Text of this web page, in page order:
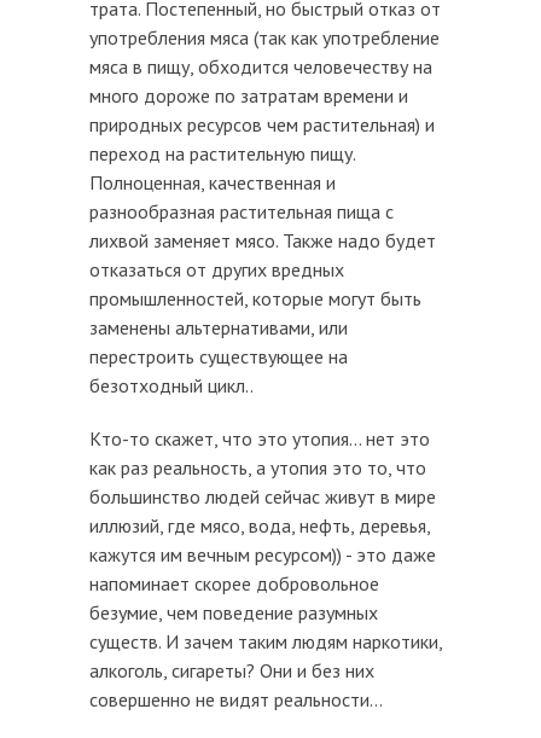
трата. Постепенный, но быстрый отказ от
употребления мяса (так как употребление
мяса в пищу, обходится человечеству на
много дороже по затратам времени и
природных ресурсов чем растительная) и
переход на растительную пищу.
Полноценная, качественная и
разнообразная растительная пища с
лихвой заменяет мясо. Также надо будет
отказаться от других вредных
промышленностей, которые могут быть
заменены альтернативами, или
перестроить существующее на
безотходный цикл..
Кто-то скажет, что это утопия... нет это
как раз реальность, а утопия это то, что
большинство людей сейчас живут в мире
иллюзий, где мясо, вода, нефть, деревья,
кажутся им вечным ресурсом)) - это даже
напоминает скорее добровольное
безумие, чем поведение разумных
существ. И зачем таким людям наркотики,
алкоголь, сигареты? Они и без них
совершенно не видят реальности...